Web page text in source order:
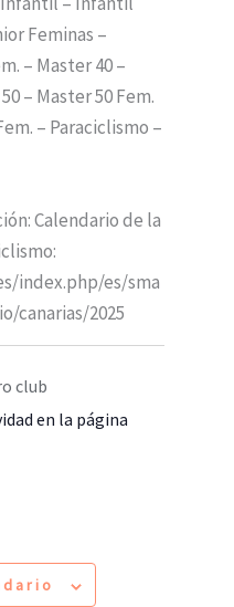
Feminas –
– Master 40 –
– Master 50 Fem.
– Paraciclismo –
Calendario de la
index.php/es/sma
canarias/2025
club
en la página